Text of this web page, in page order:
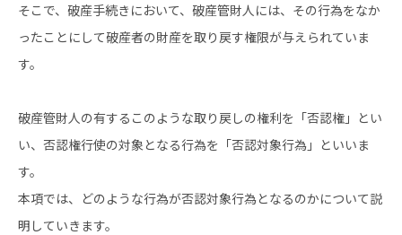
そこで、破産手続きにおいて、破産管財人には、その行為をなか
ったことにして破産者の財産を取り戻す権限が与えられていま
す。
破産管財人の有するこのような取り戻しの権利を「否認権」とい
い、否認権行使の対象となる行為を「否認対象行為」といいま
す。
本項では、どのような行為が否認対象行為となるのかについて説
明していきます。